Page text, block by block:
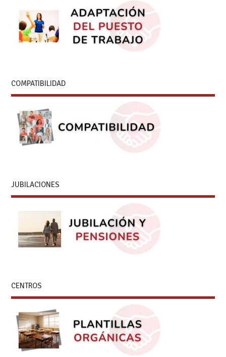
COMPATIBILIDAD
JUBILACIONES
CENTROS